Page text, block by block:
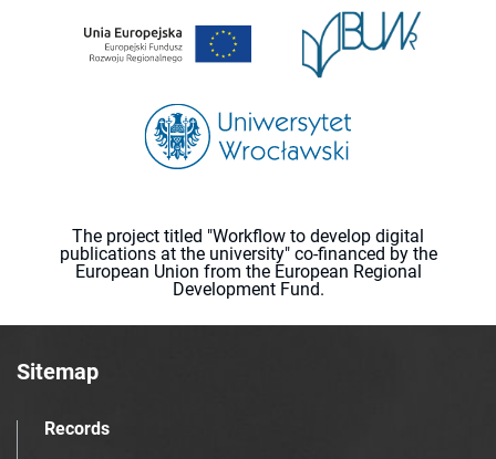
The project titled "Workflow to develop digital
publications at the university" co-financed by the
European Union from the European Regional
Development Fund.
Sitemap
Records